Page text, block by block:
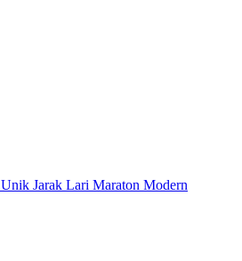
Jarak Lari Maraton Modern